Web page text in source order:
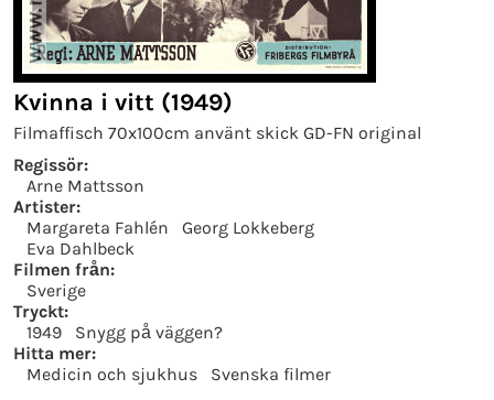
Kvinna i vitt (1949)
Filmaffisch 70x100cm använt skick GD-FN original
Regissör:
Arne Mattsson
Artister:
Margareta Fahlén
Georg Lokkeberg
Eva Dahlbeck
Filmen från:
Sverige
Tryckt:
1949
Snygg på väggen?
Hitta mer:
Medicin och sjukhus
Svenska filmer